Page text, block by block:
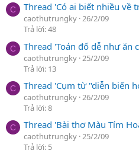
C Thread 'Có ai biết nhiều về
caothutrungky 26/2/09
Trả lời: 48
C Thread 'Toán đố dễ như ăn
caothutrungky 25/2/09
Trả lời: 13
C Thread 'Cụm từ "diễn biến
caothutrungky 26/2/09
Trả lời: 8
C Thread 'Bài thơ Màu Tím
caothutrungky 25/2/09
Trả lời: 5